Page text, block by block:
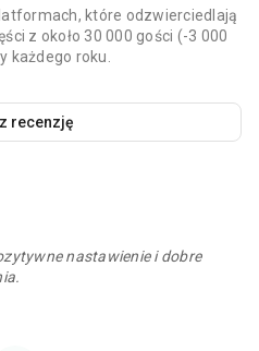
które odzwierciedlają
z około 30 000 gości (-3 000
każdego roku.
recenzję
nastawienie i dobre